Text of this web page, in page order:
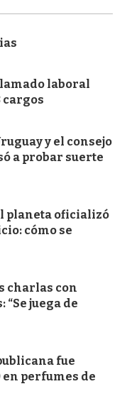
laboral
cargos
y el consejo
a probar suerte
planeta oficializó
cómo se
charlas con
“Se juega de
fue
en perfumes de